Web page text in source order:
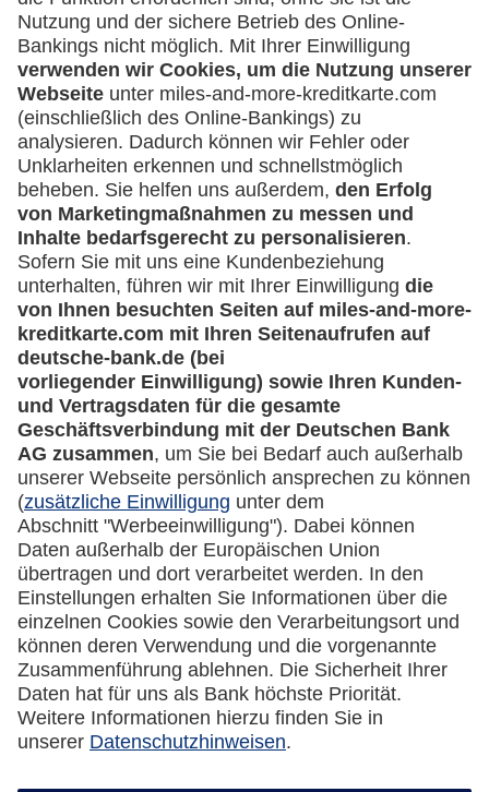
Service
Häufige Fragen
Downloadcenter
Kontakt
Mehr
Kreditkarten-Banking
miles-and-more.com
lufthansa.com
Rechtliches
Impressum
Datenschutz
Cookie Einstellungen
Vertrag widerrufen
(z.B. Gewerbetreibender, Handwerker,
Freiberufler)
Unternehmen
(z.B. e.K., Personengesellschaft (inkl. GbR),
GmbH)